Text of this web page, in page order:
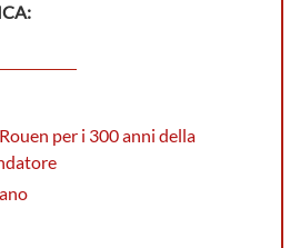
per i 300 anni della